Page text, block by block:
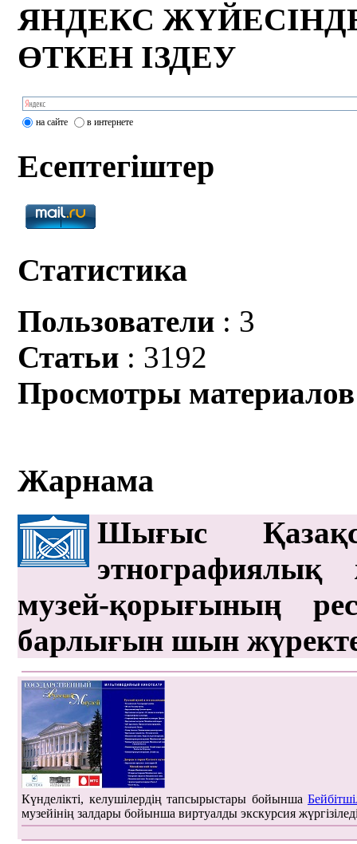
ЯНДЕКС
ӨТКЕН ІЗДЕУ
на сайте в интернете
Есептегіштер
Статистика
Пользователи : 3
Статьи : 3192
Просмотры материалов
Жарнама
Шығыс
этнографиялық
музей-қорығының
барлығын шын
Күнделікті, келушілердің тапсырыстары бойынша
музейінің залдары бойынша виртуалды экскурсия